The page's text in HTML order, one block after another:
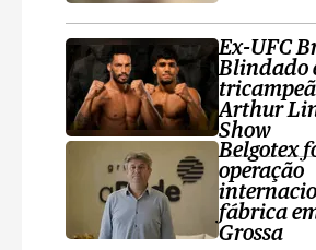
Ex-UFC
Blindado
Arthur
Show
Belgotex
operação
fábrica
Grossa